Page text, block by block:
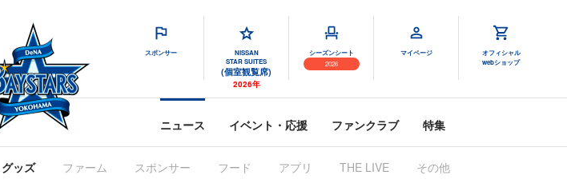
スポンサー
NISSAN
STAR SUITES
(個室観覧席)
2026年
シーズンシート
2026
マイページ
オフィシャル
webショップ
ニュース イベント・応援 ファンクラブ 特集
グッズ ファーム スポンサー フード アプリ THE LIVE その他